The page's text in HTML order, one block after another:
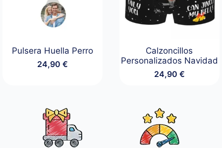
Pulsera Huella Perro
24,90€
Calzoncillos
Personalizados Navidad
24,90 €